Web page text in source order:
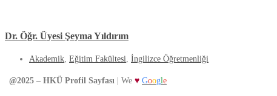
Dr. Öğr. Üyesi Şeyma Yıldırım
Akademik Eğitim Fakültesi İngilizce Öğretmenliği
@2025 – HKÜ Profil Sayfası | We ♥ Google